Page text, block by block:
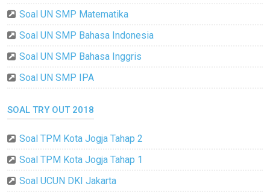
Soal UN SMP Matematika
Soal UN SMP Bahasa Indonesia
Soal UN SMP Bahasa Inggris
Soal UN SMP IPA
SOAL TRY OUT 2018
Soal TPM Kota Jogja Tahap 2
Soal TPM Kota Jogja Tahap 1
Soal UCUN DKI Jakarta